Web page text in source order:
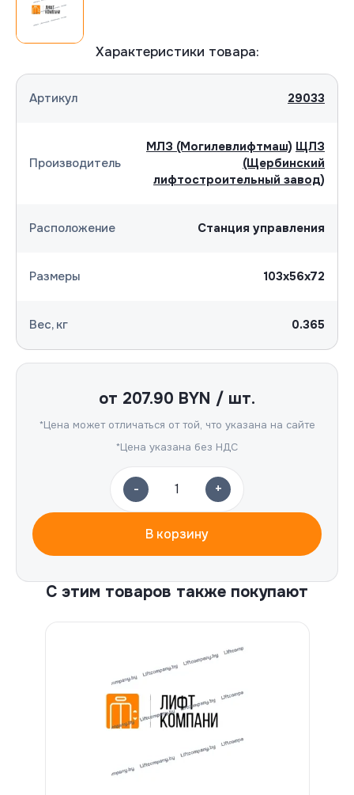
Характеристики товара:
Артикул 29033
Производитель
МЛЗ (Могилевлифтмаш) ЩЛЗ
(Щербинский
лифтостроительный завод)
Расположение Станция управления
Размеры 103х56х72
Вес, кг 0.365
от 207.90 BYN / шт.
*Цена может отличаться от той, что указана на сайте
*Цена указана без НДС
- 1 +
В корзину
С этим товаров также покупают